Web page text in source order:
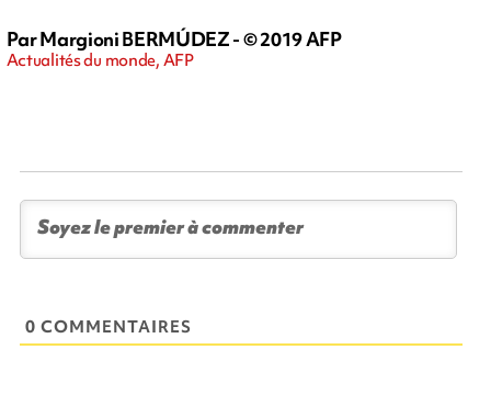
Par Margioni BERMÚDEZ - © 2019 AFP
Actualités du monde, AFP
0 COMMENTAIRES